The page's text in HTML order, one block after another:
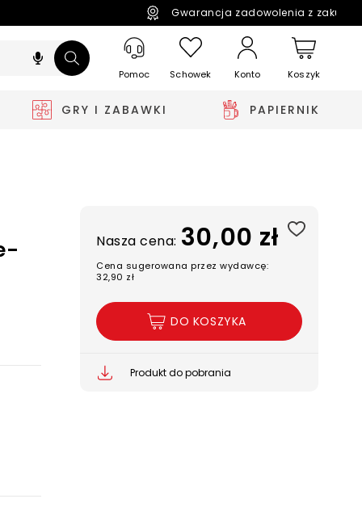
Gwarancja zadowolenia z
Pomoc Schowek Konto Koszyk
GRY I ZABAWKI PAPIERNIK
Nasza cena: 30,00 zł
Cena sugerowana przez wydawcę:
32,90 zł
DO KOSZYKA
Produkt do pobrania